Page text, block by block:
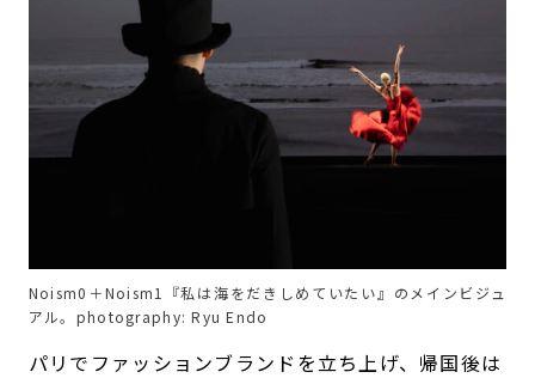
Noism0＋Noism1『私は海をだきしめていたい』のメインビジュ
アル。photography: Ryu Endo
パリでファッションブランドを立ち上げ、帰国後は